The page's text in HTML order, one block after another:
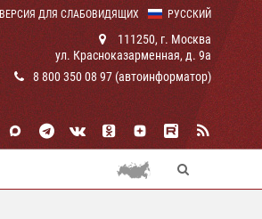
РУССКИЙ
ВЕРСИЯ ДЛЯ СЛАБОВИДЯЩИХ
111250, г. Москва
ул. Красноказарменная, д. 9а
8 800 350 08 97 (автоинформатор)